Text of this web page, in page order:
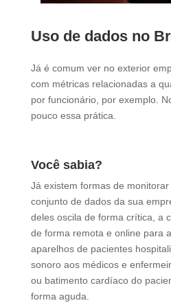
Uso de dados no
Já é comum ver no exterior
com métricas relacionadas a
por funcionário, por exemplo.
pouco essa prática.
Você sabia?
Já existem formas de
conjunto de dados da sua
deles oscila de forma crítica, a
de forma remota e online para
aparelhos de pacientes
sonoro aos médicos e
ou batimento cardíaco do
forma aguda.